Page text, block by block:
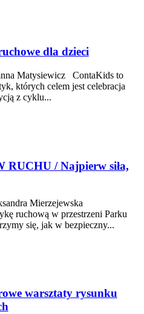
dla dzieci
Matysiewicz ContaKids to
których celem jest celebracja
z cyklu...
/ Najpierw siła,
Mierzejewska
ruchową w przestrzeni Parku
się, jak w bezpieczny...
warsztaty rysunku